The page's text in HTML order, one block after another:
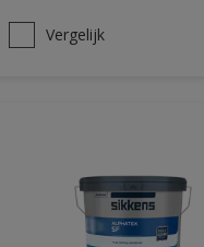
Vergelijk